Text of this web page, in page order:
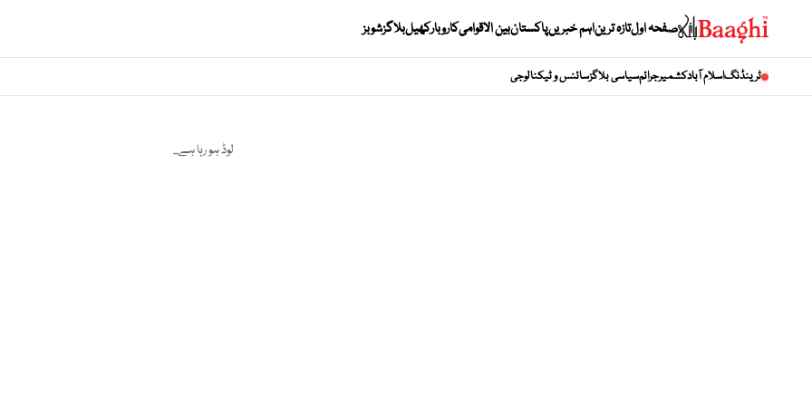
صفحہ اولتازہ تریناہم خبریںپاکستانبین الاقوامیکاروبارکھیلبلاگزشوبز
ٹرینڈنگاسلام آبادکشمیرجرائمسیاسی بلاگزسائنس و ٹیکنالوجی
لوڈ ہو رہا ہے...